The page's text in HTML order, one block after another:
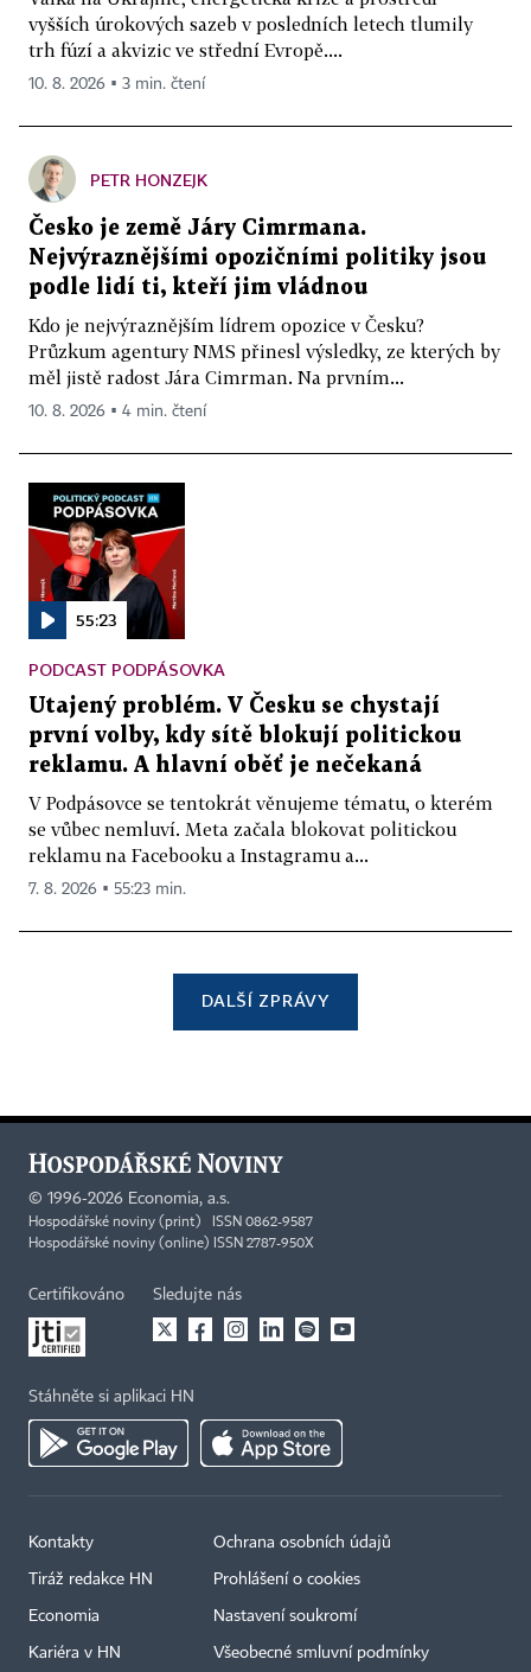
vyšších úrokových sazeb v posledních letech tlumily
trh fúzí a akvizic ve střední Evropě....
10. 8. 2026 ▪ 3 min. čtení
PETR HONZEJK
Česko je země Járy Cimrmana.
Nejvýraznějšími opozičními politiky jsou
podle lidí ti, kteří jim vládnou
Kdo je nejvýraznějším lídrem opozice v Česku?
Průzkum agentury NMS přinesl výsledky, ze kterých by
měl jistě radost Jára Cimrman. Na prvním...
10. 8. 2026 ▪ 4 min. čtení
55:23
PODCAST PODPÁSOVKA
Utajený problém. V Česku se chystají
první volby, kdy sítě blokují politickou
reklamu. A hlavní oběť je nečekaná
V Podpásovce se tentokrát věnujeme tématu, o kterém
se vůbec nemluví. Meta začala blokovat politickou
reklamu na Facebooku a Instagramu a...
7. 8. 2026 ▪ 55:23 min.
DALŠÍ ZPRÁVY
© 1996-2026 Economia, a.s.
Hospodářské noviny (print) ISSN 0862-9587
Hospodářské noviny (online) ISSN 2787-950X
Certifikováno Sledujte nás
Stáhněte si aplikaci HN
Kontakty
Tiráž redakce HN
Economia
Kariéra v HN
Ochrana osobních údajů
Prohlášení o cookies
Nastavení soukromí
Všeobecné smluvní podmínky